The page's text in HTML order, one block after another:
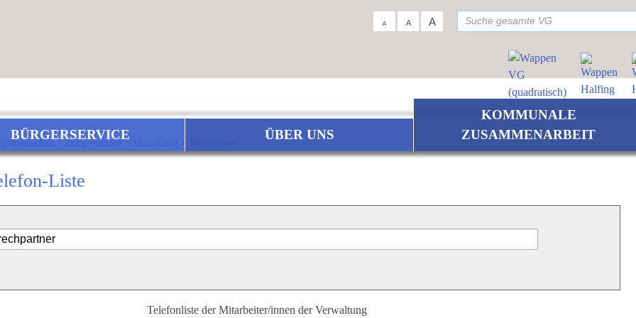
A A A
BÜRGERSERVICE ÜBER UNS
KOMMUNALE
ZUSAMMENARBEIT
>Bürgerservice>
Liste
Telefonliste der Mitarbeiter/innen der Verwaltung